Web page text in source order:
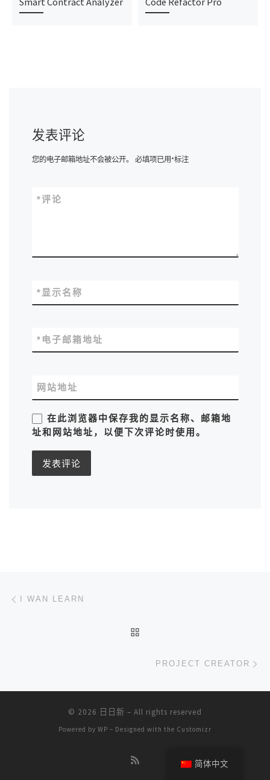
发表评论
您的电子邮箱地址不会被公开。 必填项已用*标注
评论
*
显示名称
*
电子邮箱地址
*
网站地址
在此浏览器中保存我的显示名称、邮箱地
址和网站地址，以便下次评论时使用。
文章导航
I WAN LEARN
PROJECT CREATOR
© 2026 日日新 – All rights reserved
Powered by WP – Designed with the Customizr
简体中文